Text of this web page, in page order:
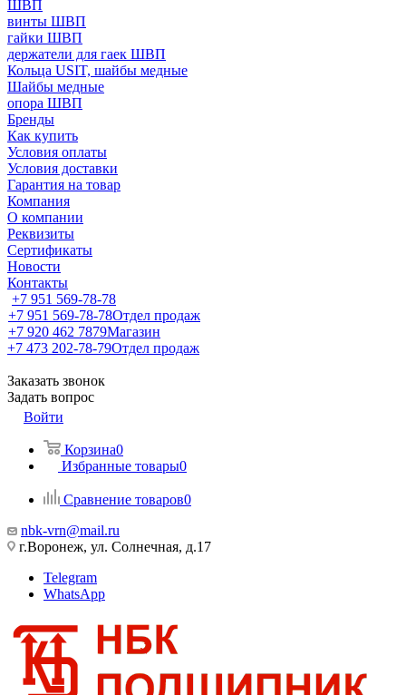
ШВП
винты ШВП
гайки ШВП
держатели для гаек ШВП
Кольца USIT, шайбы медные
Шайбы медные
опора ШВП
Бренды
Как купить
Условия оплаты
Условия доставки
Гарантия на товар
Компания
О компании
Реквизиты
Сертификаты
Новости
Контакты
+7 951 569-78-78
+7 951 569-78-78Отдел продаж
+7 920 462 7879Магазин
+7 473 202-78-79Отдел продаж
Заказать звонок
Задать вопрос
Войти
Корзина0
Избранные товары0
Сравнение товаров0
nbk-vrn@mail.ru
г.Воронеж, ул. Солнечная, д.17
Telegram
WhatsApp